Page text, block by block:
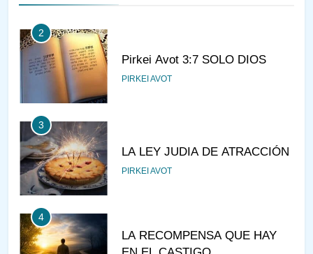
2
Pirkei Avot 3:7 SOLO DIOS
PIRKEI AVOT
3
LA LEY JUDIA DE ATRACCIÓN
PIRKEI AVOT
4
LA RECOMPENSA QUE HAY